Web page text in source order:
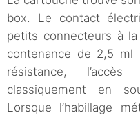
box. Le contact
petits connecteurs à
contenance de 2,5
résistance,
classiquement en
Lorsque l’habillage